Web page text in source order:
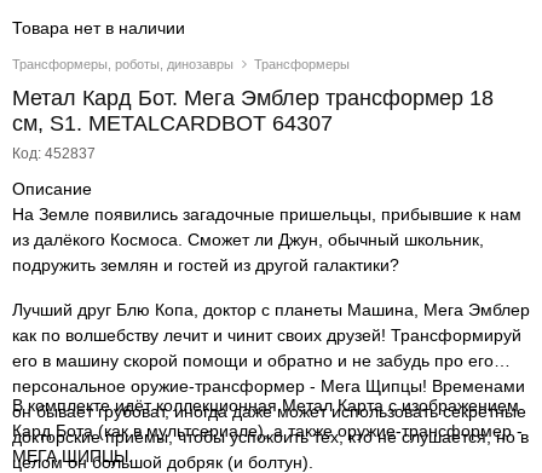
Трансформеры, роботы, динозавры Трансформеры
Метал Кард Бот. Мега Эмблер трансформер 18
см, S1. METALCARDBOT 64307
Код: 452837
Товара нет в наличии
Описание
На Земле появились загадочные пришельцы, прибывшие к нам
из далёкого Космоса. Сможет ли Джун, обычный школьник,
подружить землян и гостей из другой галактики?
Лучший друг Блю Копа, доктор с планеты Машина, Мега Эмблер
как по волшебству лечит и чинит своих друзей! Трансформируй
его в машину скорой помощи и обратно и не забудь про его
персональное оружие-трансформер - Мега Щипцы! Временами
он бывает грубоват, иногда даже может использовать секретные
докторские приёмы, чтобы успокоить тех, кто не слушается, но в
целом он большой добряк (и болтун).
В комплекте идёт коллекционная Метал Карта с изображением
Кард Бота (как в мультсериале), а также оружие-трансформер -
МЕГА ЩИПЦЫ.